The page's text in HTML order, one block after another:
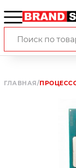
ГЛАВНАЯ/